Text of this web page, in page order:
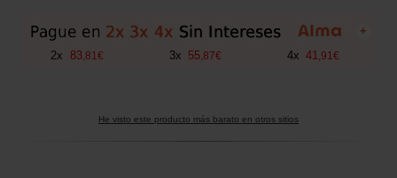
+
2x 83,81€ 3x 55,87€ 4x 41,91€
He visto este producto más barato en otros sitios